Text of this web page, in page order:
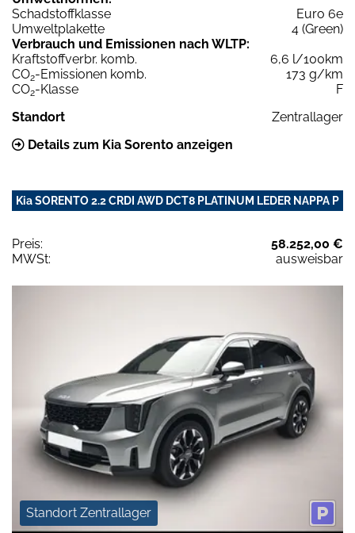
Schadstoffklasse
Euro 6e
Umweltplakette
4 (Green)
Verbrauch und Emissionen nach WLTP:
Kraftstoffverbr. komb.
6,6 l/100km
CO2-Emissionen komb.
173 g/km
CO2-Klasse
F
Standort
Zentrallager
Details zum Kia Sorento anzeigen
Kia SORENTO 2.2 CRDI AWD DCT8 PLATINUM LEDER NAPPA P
Preis:
58.252,00 €
MWSt:
ausweisbar
Standort Zentrallager